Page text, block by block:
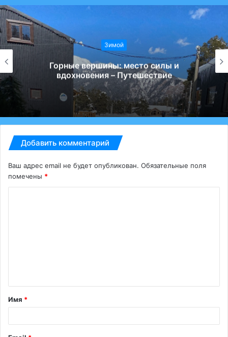
Зимой
Горные вершины: место силы и
вдохновения – Путешествие
Добавить комментарий
Ваш адрес email не будет опубликован. Обязательные поля
помечены *
т
а
Имя *